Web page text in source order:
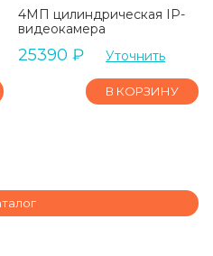
4МП цилиндрическая IP-
видеокамера
25390 ₽ Уточнить
В КОРЗИНУ